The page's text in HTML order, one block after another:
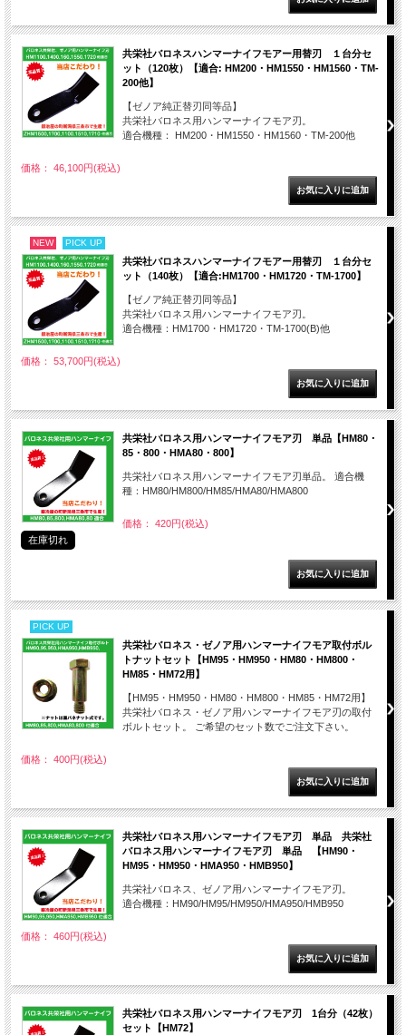
共栄社バロネスハンマーナイフモアー用替刃 １台分セ
ット（120枚）【適合: HM200・HM1550・HM1560・TM-
200他】
【ゼノア純正替刃同等品】
共栄社バロネス用ハンマーナイフモア刃。
適合機種： HM200・HM1550・HM1560・TM-200他
価格： 46,100円(税込)
NEW PICK UP
共栄社バロネスハンマーナイフモアー用替刃 １台分セ
ット（140枚）【適合:HM1700・HM1720・TM-1700】
【ゼノア純正替刃同等品】
共栄社バロネス用ハンマーナイフモア刃。
適合機種：HM1700・HM1720・TM-1700(B)他
価格： 53,700円(税込)
共栄社バロネス用ハンマーナイフモア刃 単品【HM80・
85・800・HMA80・800】
共栄社バロネス用ハンマーナイフモア刃単品。 適合機
種：HM80/HM800/HM85/HMA80/HMA800
価格： 420円(税込)
在庫切れ
PICK UP
共栄社バロネス・ゼノア用ハンマーナイフモア取付ボル
トナットセット【HM95・HM950・HM80・HM800・
HM85・HM72用】
【HM95・HM950・HM80・HM800・HM85・HM72用】
共栄社バロネス・ゼノア用ハンマーナイフモア刃の取付
ボルトセット。 ご希望のセット数でご注文下さい。
価格： 400円(税込)
共栄社バロネス用ハンマーナイフモア刃 単品 共栄社
バロネス用ハンマーナイフモア刃 単品 【HM90・
HM95・HM950・HMA950・HMB950】
共栄社バロネス、ゼノア用ハンマーナイフモア刃。
適合機種：HM90/HM95/HM950/HMA950/HMB950
価格： 460円(税込)
共栄社バロネス用ハンマーナイフモア刃 1台分（42枚）
セット【HM72】